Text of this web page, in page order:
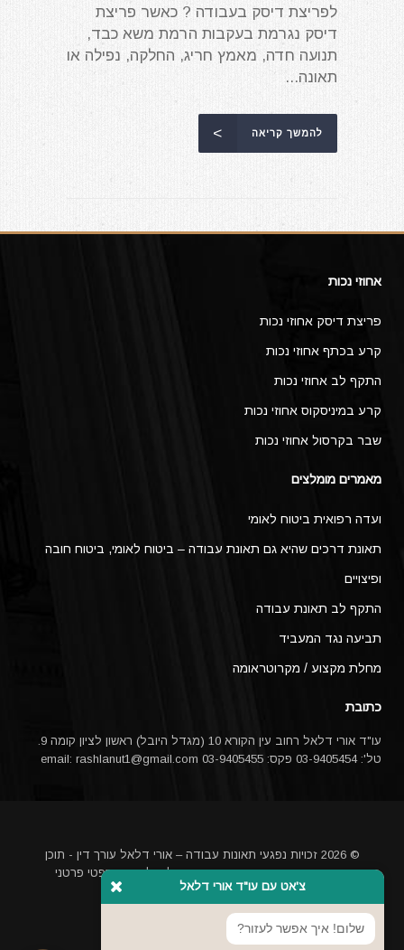
לפריצת דיסק בעבודה ? כאשר פריצת
דיסק נגרמת בעקבות הרמת משא כבד,
תנועה חדה, מאמץ חריג, החלקה, נפילה או
תאונה...
להמשך קריאה
אחוזי נכות
פריצת דיסק אחוזי נכות
קרע בכתף אחוזי נכות
התקף לב אחוזי נכות
קרע במיניסקוס אחוזי נכות
שבר בקרסול אחוזי נכות
מאמרים מומלצים
ועדה רפואית ביטוח לאומי
תאונת דרכים שהיא גם תאונת עבודה – ביטוח לאומי, ביטוח חובה
ופיצויים
התקף לב תאונת עבודה
תביעה נגד המעביד
מחלת מקצוע / מקרוטראומה
כתובת
עו"ד אורי דלאל רחוב עין הקורא 10 (מגדל היובל) ראשון לציון קומה 9.
טל': 03-9405454 פקס: 03-9405455 email:
rashlanut1@gmail.com
© 2026 זכויות נפגעי תאונות עבודה – אורי דלאל עורך דין - תוכן
האתר אינו מהווה ייעוץ משפטי או תחליף לייעוץ משפטי פרטני
באמצעות עורך דין
צ'אט עם עו"ד אורי דלאל
שלום! איך אפשר לעזור?